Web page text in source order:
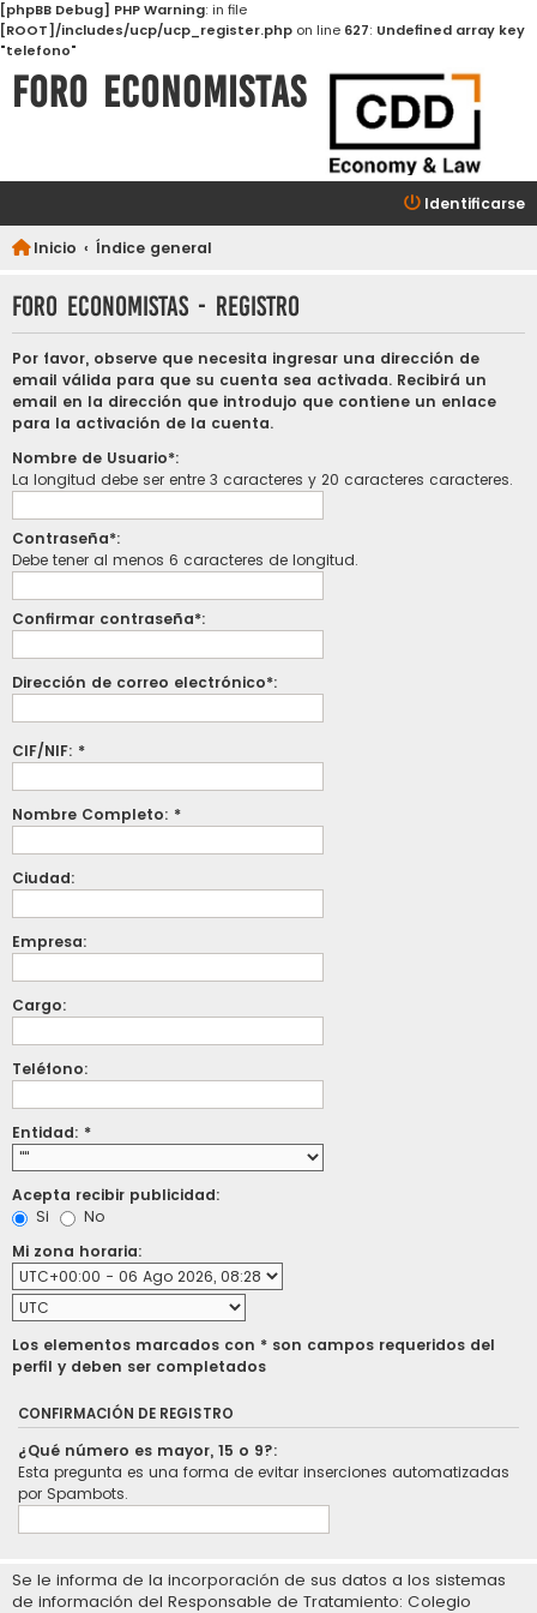
[phpBB Debug] PHP Warning: in file
[ROOT]/includes/ucp/ucp_register.php on line 627: Undefined array key
"telefono"
FORO ECONOMISTAS
Identificarse
Inicio Índice general
FORO ECONOMISTAS - Registro
Por favor, observe que necesita ingresar una dirección de
email válida para que su cuenta sea activada. Recibirá un
email en la dirección que introdujo que contiene un enlace
para la activación de la cuenta.
Nombre de Usuario*:
La longitud debe ser entre 3 caracteres y 20 caracteres caracteres.
Contraseña*:
Debe tener al menos 6 caracteres de longitud.
Confirmar contraseña*:
Dirección de correo electrónico*:
CIF/NIF: *
Nombre Completo: *
Ciudad:
Empresa:
Cargo:
Teléfono:
Entidad: *
Acepta recibir publicidad:
Si
No
Mi zona horaria:
Los elementos marcados con * son campos requeridos del
perfil y deben ser completados
CONFIRMACIÓN DE REGISTRO
¿Qué número es mayor, 15 o 9?:
Esta pregunta es una forma de evitar inserciones automatizadas
por Spambots.
Se le informa de la incorporación de sus datos a los sistemas
de información del Responsable de Tratamiento: Colegio